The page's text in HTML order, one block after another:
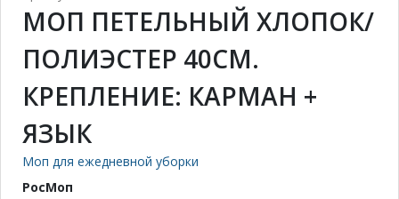
МОП ПЕТЕЛЬНЫЙ ХЛОПОК/
ПОЛИЭСТЕР 40СМ.
КРЕПЛЕНИЕ: КАРМАН +
ЯЗЫК
Моп для ежедневной уборки
РосМоп